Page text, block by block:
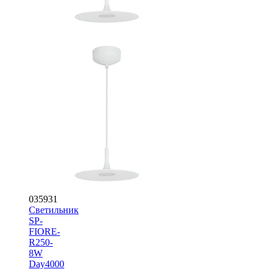
035931
Светильник
SP-
FIORE-
R250-
8W
Day4000